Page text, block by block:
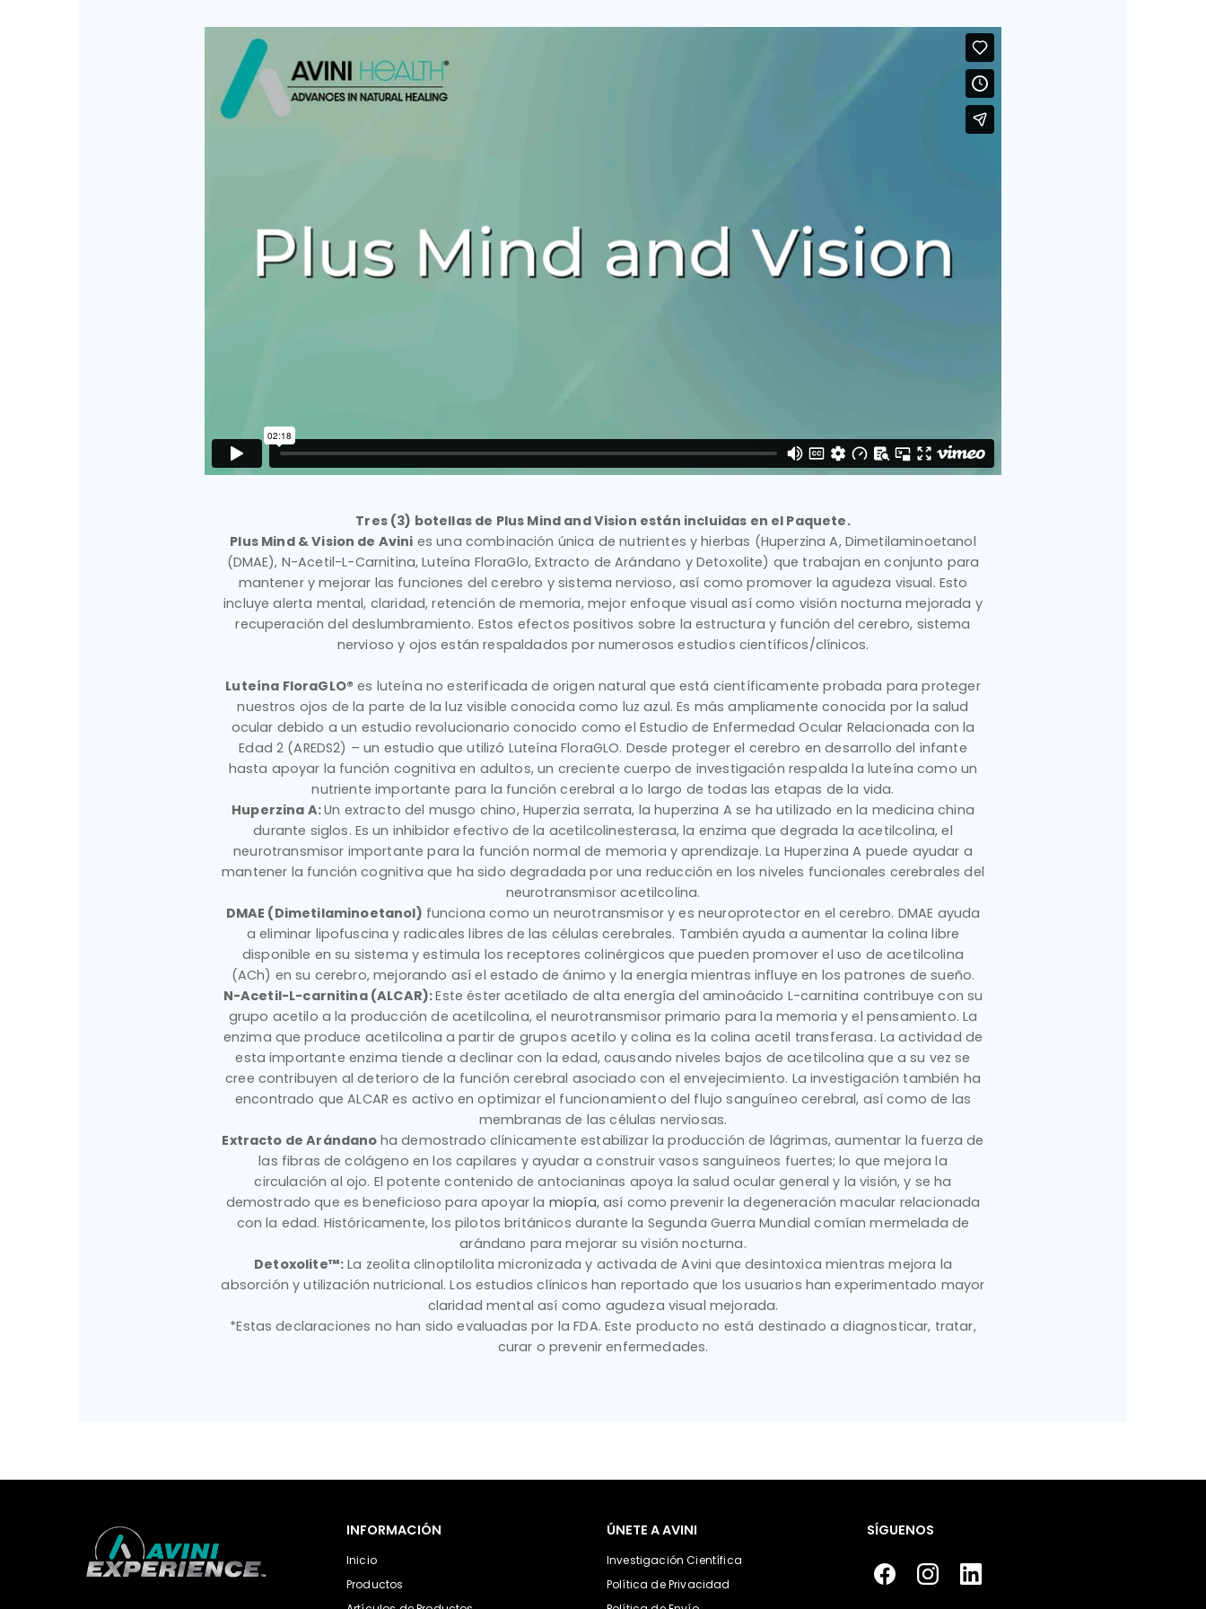
Tres (3) botellas de Plus Mind and Vision están incluidas en el Paquete.
Plus Mind & Vision de Avini es una combinación única de nutrientes y hierbas (Huperzina A, Dimetilaminoetanol
(DMAE), N-Acetil-L-Carnitina, Luteína FloraGlo, Extracto de Arándano y Detoxolite) que trabajan en conjunto para
mantener y mejorar las funciones del cerebro y sistema nervioso, así como promover la agudeza visual. Esto
incluye alerta mental, claridad, retención de memoria, mejor enfoque visual así como visión nocturna mejorada y
recuperación del deslumbramiento. Estos efectos positivos sobre la estructura y función del cerebro, sistema
nervioso y ojos están respaldados por numerosos estudios científicos/clínicos.
Luteína FloraGLO® es luteína no esterificada de origen natural que está científicamente probada para proteger
nuestros ojos de la parte de la luz visible conocida como luz azul. Es más ampliamente conocida por la salud
ocular debido a un estudio revolucionario conocido como el Estudio de Enfermedad Ocular Relacionada con la
Edad 2 (AREDS2) – un estudio que utilizó Luteína FloraGLO. Desde proteger el cerebro en desarrollo del infante
hasta apoyar la función cognitiva en adultos, un creciente cuerpo de investigación respalda la luteína como un
nutriente importante para la función cerebral a lo largo de todas las etapas de la vida.
Huperzina A:Un extracto del musgo chino, Huperzia serrata, la huperzina A se ha utilizado en la medicina china
durante siglos. Es un inhibidor efectivo de la acetilcolinesterasa, la enzima que degrada la acetilcolina, el
neurotransmisor importante para la función normal de memoria y aprendizaje. La Huperzina A puede ayudar a
mantener la función cognitiva que ha sido degradada por una reducción en los niveles funcionales cerebrales del
neurotransmisor acetilcolina.
DMAE (Dimetilaminoetanol) funciona como un neurotransmisor y es neuroprotector en el cerebro. DMAE ayuda
a eliminar lipofuscina y radicales libres de las células cerebrales. También ayuda a aumentar la colina libre
disponible en su sistema y estimula los receptores colinérgicos que pueden promover el uso de acetilcolina
(ACh) en su cerebro, mejorando así el estado de ánimo y la energía mientras influye en los patrones de sueño.
N-Acetil-L-carnitina (ALCAR):Este éster acetilado de alta energía del aminoácido L-carnitina contribuye con su
grupo acetilo a la producción de acetilcolina, el neurotransmisor primario para la memoria y el pensamiento. La
enzima que produce acetilcolina a partir de grupos acetilo y colina es la colina acetil transferasa. La actividad de
esta importante enzima tiende a declinar con la edad, causando niveles bajos de acetilcolina que a su vez se
cree contribuyen al deterioro de la función cerebral asociado con el envejecimiento. La investigación también ha
encontrado que ALCAR es activo en optimizar el funcionamiento del flujo sanguíneo cerebral, así como de las
membranas de las células nerviosas.
Extracto de Arándano ha demostrado clínicamente estabilizar la producción de lágrimas, aumentar la fuerza de
las fibras de colágeno en los capilares y ayudar a construir vasos sanguíneos fuertes; lo que mejora la
circulación al ojo. El potente contenido de antocianinas apoya la salud ocular general y la visión, y se ha
demostrado que es beneficioso para apoyar la miopía, así como prevenir la degeneración macular relacionada
con la edad. Históricamente, los pilotos británicos durante la Segunda Guerra Mundial comían mermelada de
arándano para mejorar su visión nocturna.
Detoxolite™: La zeolita clinoptilolita micronizada y activada de Avini que desintoxica mientras mejora la
absorción y utilización nutricional. Los estudios clínicos han reportado que los usuarios han experimentado mayor
claridad mental así como agudeza visual mejorada.
*Estas declaraciones no han sido evaluadas por la FDA. Este producto no está destinado a diagnosticar, tratar,
curar o prevenir enfermedades.
INFORMACIÓN
Inicio
Productos
ÚNETE A AVINI
Investigación Científica
Política de Privacidad
SÍGUENOS